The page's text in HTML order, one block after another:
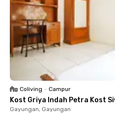
Coliving • Campur
Kost Griya Indah Petra Kost
Gayungan, Gayungan